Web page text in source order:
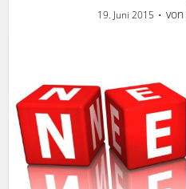
19. Juni 2015 von